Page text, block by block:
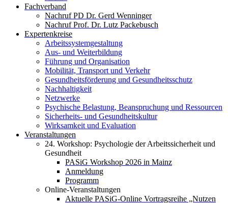
Fachverband
Nachruf PD Dr. Gerd Wenninger
Nachruf Prof. Dr. Lutz Packebusch
Expertenkreise
Arbeitssystemgestaltung
Aus- und Weiterbildung
Führung und Organisation
Mobilität, Transport und Verkehr
Gesundheitsförderung und Gesundheitsschutz
Nachhaltigkeit
Netzwerke
Psychische Belastung, Beanspruchung und Ressourcen
Sicherheits- und Gesundheitskultur
Wirksamkeit und Evaluation
Veranstaltungen
24. Workshop: Psychologie der Arbeitssicherheit und
Gesundheit
PASiG Workshop 2026 in Mainz
Anmeldung
Programm
Online-Veranstaltungen
Aktuelle PASiG-Online Vortragsreihe „Nutzen